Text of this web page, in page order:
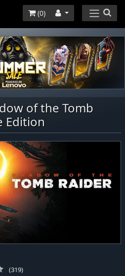
(0)
of the Tomb
Edition
(319)